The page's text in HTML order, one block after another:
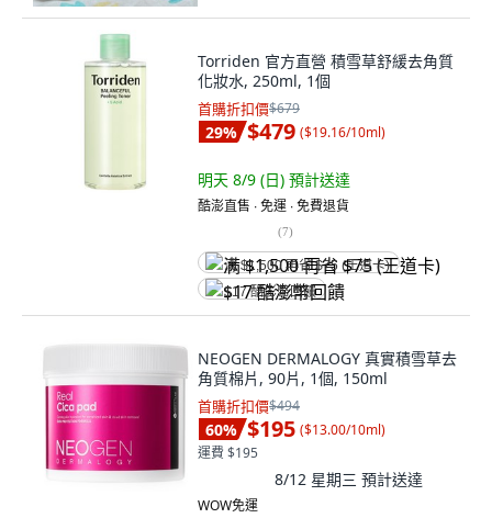
Torriden 官方直營 積雪草舒緩去角質
化妝水, 250ml, 1個
首購折扣價$679
29% $479 ($19.16/10ml)
明天 8/9 (日) 預計送達
酷澎直售 ∙ 免運 ∙ 免費退貨
(7)
满 $1,500 再省 $75 (王道卡)
$17 酷澎幣回饋
NEOGEN DERMALOGY 真實積雪草去
角質棉片, 90片, 1個, 150ml
首購折扣價$494
60% $195 ($13.00/10ml)
運費 $195
8/12 星期三 預計送達
WOW免運